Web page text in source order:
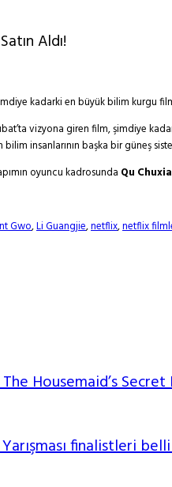
Aldı!
kadarki en büyük bilim kurgu
vizyona giren film, şimdiye
bilim insanlarının başka bir güneş
oyuncu kadrosunda Qu
Gwo,Li Guangjie,netflix,netflix
Housemaid’s Secret
finalistleri